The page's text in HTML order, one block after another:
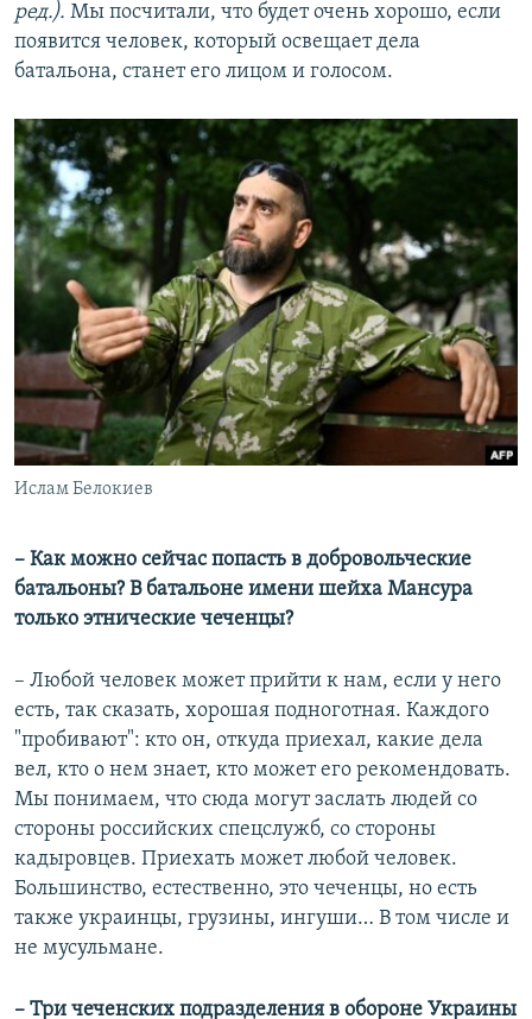
ред.). Мы посчитали, что будет очень хорошо, если
появится человек, который освещает дела
батальона, станет его лицом и голосом.
Ислам Белокиев
– Как можно сейчас попасть в добровольческие
батальоны? В батальоне имени шейха Мансура
только этнические чеченцы?
– Любой человек может прийти к нам, если у него
есть, так сказать, хорошая подноготная. Каждого
"пробивают": кто он, откуда приехал, какие дела
вел, кто о нем знает, кто может его рекомендовать.
Мы понимаем, что сюда могут заслать людей со
стороны российских спецслужб, со стороны
кадыровцев. Приехать может любой человек.
Большинство, естественно, это чеченцы, но есть
также украинцы, грузины, ингуши… В том числе и
не мусульмане.
– Три чеченских подразделения в обороне Украины